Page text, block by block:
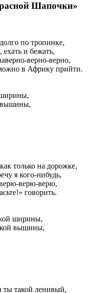
Шапочки»
по тропинке,
и бежать,
верно-верно,
в Африку прийти.
вышины,
только на дорожке,
я кого-нибудь,
верю-верю,
говорить.
ширины,
вышины,
ты такой ленивый,